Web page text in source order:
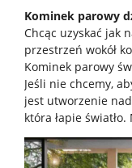
Kominek parowy
Chcąc uzyskać jak
przestrzeń wokół
Kominek parowy
Jeśli nie chcemy,
jest utworzenie
która łapie